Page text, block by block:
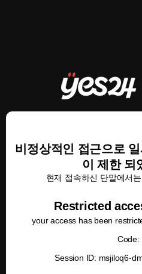
비정상적인 접근으로
이 제한 되
현재 접속하신 단말에서
Restricted
your access has been
Code:
Session ID: msjiloq6-